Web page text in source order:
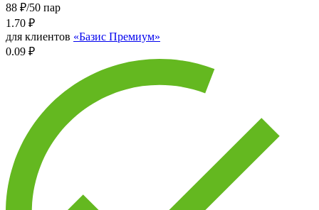
88 ₽/50 пар
1.70 ₽
для клиентов «Базис Премиум»
0.09 ₽